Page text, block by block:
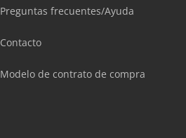
Preguntas frecuentes/Ayuda
Contacto
Modelo de contrato de compra